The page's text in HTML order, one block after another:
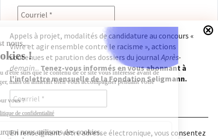
En renseignant votre adresse électronique, vous
consentez à recevoir l'infolettre de la Fondation
Seligmann, conformément à notrepolitique de
confidentialité. Il vous sera possible de vous
désabonner à tout moment.
Appels à projet, modalités de candidature au concours «
Vivre et agir ensemble contre le racisme », actions
soutenues et parution des dossiers du journalAprès-
demain... Tenez-vous informés en vous abonnant à
l'infolettre mensuelle de la Fondation Seligmann.
En renseignant votre adresse électronique, vous consentez